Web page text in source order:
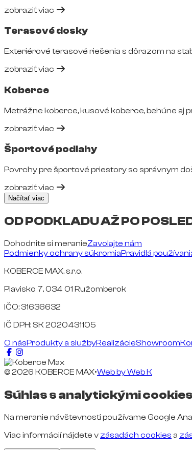
zobraziť viac
Terasové dosky
Exteriérové terasové riešenia s dôrazom na
zobraziť viac
Koberce
Metrážne koberce, kusové koberce, behúne aj
zobraziť viac
Športové podlahy
Povrchy pre športové priestory so správnym
zobraziť viac
Načítať viac
OD PODKLADU AŽ PO
Dohodnite si meranieZavolajte nám
Podmienky ochrany súkromiaPravidlá
KOBERCE MAX, s.r.o.
Plavisko 7, 034 01 Ružomberok
IČO: 31636632
IČ DPH: SK 2020431105
O násProdukty a službyRealizácieShowroom
© 2026 KOBERCE MAX•Web byWeb K
Súhlas s analytickými cookies
Na meranie návštevnosti používame Google
Viac informácií nájdete v zásadách cookies a